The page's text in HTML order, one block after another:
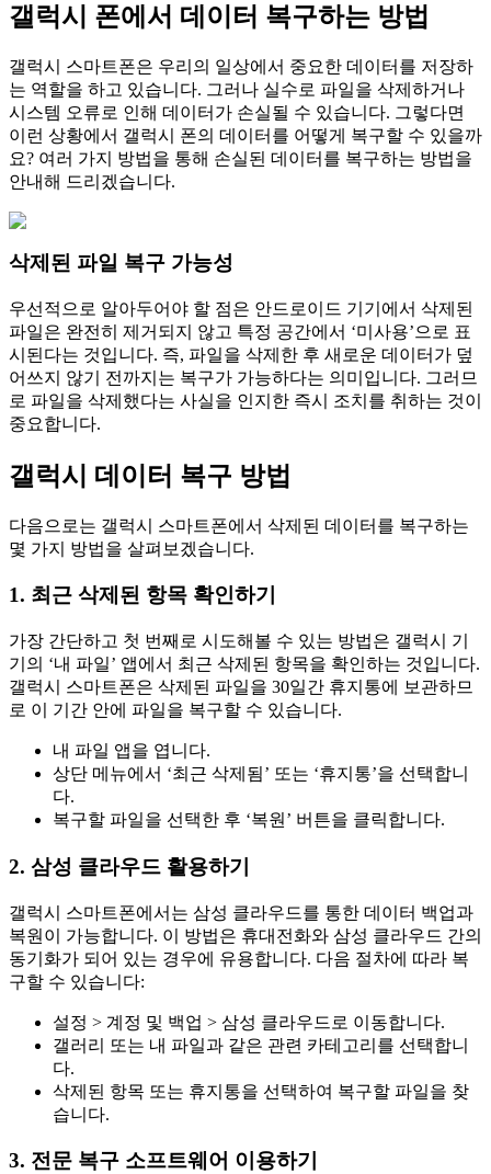
갤럭시 폰에서 데이터 복구하는 방법
갤럭시 스마트폰은 우리의 일상에서 중요한 데이터를 저장하
는 역할을 하고 있습니다. 그러나 실수로 파일을 삭제하거나
시스템 오류로 인해 데이터가 손실될 수 있습니다. 그렇다면
이런 상황에서 갤럭시 폰의 데이터를 어떻게 복구할 수 있을까
요? 여러 가지 방법을 통해 손실된 데이터를 복구하는 방법을
안내해 드리겠습니다.
삭제된 파일 복구 가능성
우선적으로 알아두어야 할 점은 안드로이드 기기에서 삭제된
파일은 완전히 제거되지 않고 특정 공간에서 ‘미사용’으로 표
시된다는 것입니다. 즉, 파일을 삭제한 후 새로운 데이터가 덮
어쓰지 않기 전까지는 복구가 가능하다는 의미입니다. 그러므
로 파일을 삭제했다는 사실을 인지한 즉시 조치를 취하는 것이
중요합니다.
갤럭시 데이터 복구 방법
다음으로는 갤럭시 스마트폰에서 삭제된 데이터를 복구하는
몇 가지 방법을 살펴보겠습니다.
1. 최근 삭제된 항목 확인하기
가장 간단하고 첫 번째로 시도해볼 수 있는 방법은 갤럭시 기
기의 ‘내 파일’ 앱에서 최근 삭제된 항목을 확인하는 것입니다.
갤럭시 스마트폰은 삭제된 파일을 30일간 휴지통에 보관하므
로 이 기간 안에 파일을 복구할 수 있습니다.
내 파일 앱을 엽니다.
상단 메뉴에서 ‘최근 삭제됨’ 또는 ‘휴지통’을 선택합니
다.
복구할 파일을 선택한 후 ‘복원’ 버튼을 클릭합니다.
2. 삼성 클라우드 활용하기
갤럭시 스마트폰에서는 삼성 클라우드를 통한 데이터 백업과
복원이 가능합니다. 이 방법은 휴대전화와 삼성 클라우드 간의
동기화가 되어 있는 경우에 유용합니다. 다음 절차에 따라 복
구할 수 있습니다:
설정 > 계정 및 백업 > 삼성 클라우드로 이동합니다.
갤러리 또는 내 파일과 같은 관련 카테고리를 선택합니
다.
삭제된 항목 또는 휴지통을 선택하여 복구할 파일을 찾
습니다.
3. 전문 복구 소프트웨어 이용하기